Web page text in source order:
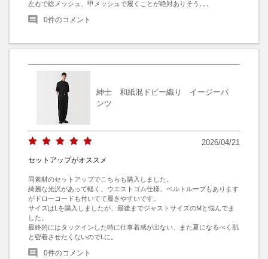
左右で総メッシュ、甲メッシュで履くことが絶対ありそう､､､
0件のコメント
紳士 和紙混ドビー織り イージーパ
ンツ
2026/04/21
セットアップがオススメ
同素材のセットアップでこちらも購入しました。
綺麗な光沢があって軽く、ウエストゴム仕様、ベルトループもあります
がドローコードも付いてて履きやすいです。
サイズはLを購入しましたが、最後までジャストサイズのMと悩んでま
した。
最終的にはタックインした時に仕事着感が出ない、また夏になるべく肌
と密着させたくないのでLに。
0件のコメント